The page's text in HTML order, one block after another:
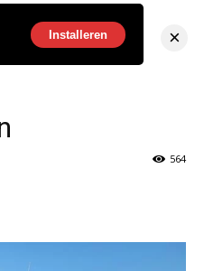
564
Installeren ×